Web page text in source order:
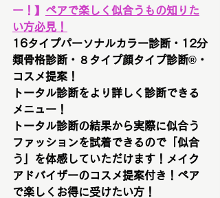
ー！ 】 ペアで楽しく似合うもの知りた
い方必見！
16タイプパーソナルカラー診断・12分
類骨格診断・８タイプ顔タイプ診断®︎・
コスメ提案！
トータル診断をより詳しく診断できる
メニュー！
トータル診断の結果から実際に似合う
ファッションを試着できるので「似合
う」を体感していただけます！メイク
アドバイザーのコスメ提案付き！ペア
で楽しくお得に受けたい方！